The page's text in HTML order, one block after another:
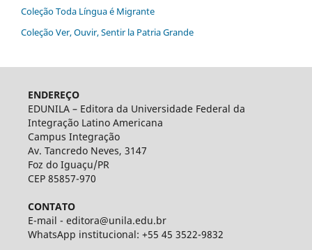
Coleção Toda Língua é Migrante
Coleção Ver, Ouvir, Sentir la Patria Grande
ENDEREÇO
EDUNILA – Editora da Universidade Federal da
Integração Latino Americana
Campus Integração
Av. Tancredo Neves, 3147
Foz do Iguaçu/PR
CEP 85857-970
CONTATO
E-mail - editora@unila.edu.br
WhatsApp institucional: +55 45 3522-9832